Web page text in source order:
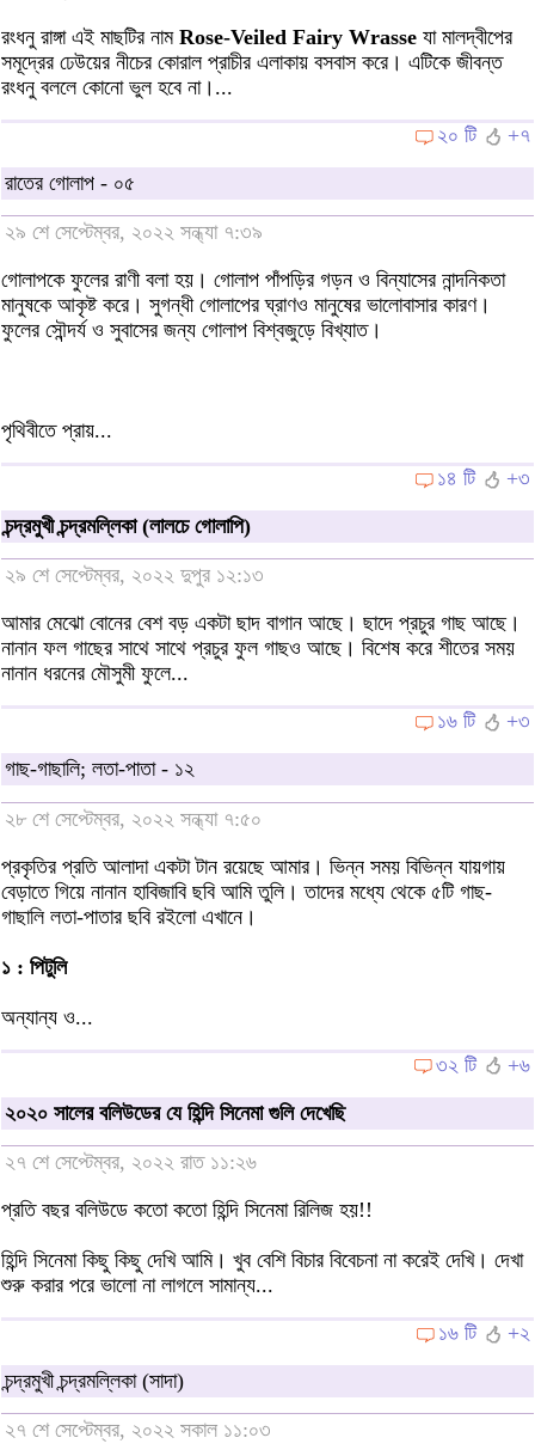
রংধনু রাঙ্গা এই মাছটির নাম Rose-Veiled Fairy Wrasse যা মালদ্বীপের
সমূদ্রের ঢেউয়ের নীচের কোরাল প্রাচীর এলাকায় বসবাস করে। এটিকে জীবন্ত
রংধনু বললে কোনো ভুল হবে না।...
২০ টি
+৭
রাতের গোলাপ - ০৫
২৯ শে সেপ্টেম্বর, ২০২২ সন্ধ্যা ৭:৩৯
গোলাপকে ফুলের রাণী বলা হয়। গোলাপ পাঁপড়ির গড়ন ও বিন্যাসের নান্দনিকতা
মানুষকে আকৃষ্ট করে। সুগন্ধী গোলাপের ঘ্রাণও মানুষের ভালোবাসার কারণ।
ফুলের সৌন্দর্য ও সুবাসের জন্য গোলাপ বিশ্বজুড়ে বিখ্যাত।
পৃথিবীতে প্রায়...
১৪ টি
+৩
চন্দ্রমুখী চন্দ্রমল্লিকা (লালচে গোলাপি)
২৯ শে সেপ্টেম্বর, ২০২২ দুপুর ১২:১৩
আমার মেঝো বোনের বেশ বড় একটা ছাদ বাগান আছে। ছাদে প্রচুর গাছ আছে।
নানান ফল গাছের সাথে সাথে প্রচুর ফুল গাছও আছে। বিশেষ করে শীতের সময়
নানান ধরনের মৌসুমী ফুলে...
১৬ টি
+৩
গাছ-গাছালি; লতা-পাতা - ১২
২৮ শে সেপ্টেম্বর, ২০২২ সন্ধ্যা ৭:৫০
প্রকৃতির প্রতি আলাদা একটা টান রয়েছে আমার। ভিন্ন সময় বিভিন্ন যায়গায়
বেড়াতে গিয়ে নানান হাবিজাবি ছবি আমি তুলি। তাদের মধ্যে থেকে ৫টি গাছ-
গাছালি লতা-পাতার ছবি রইলো এখানে।
১ : পিটুলি
অন্যান্য ও...
৩২ টি
+৬
২০২০ সালের বলিউডের যে হিন্দি সিনেমা গুলি দেখেছি
২৭ শে সেপ্টেম্বর, ২০২২ রাত ১১:২৬
প্রতি বছর বলিউডে কতো কতো হিন্দি সিনেমা রিলিজ হয়!!
হিন্দি সিনেমা কিছু কিছু দেখি আমি। খুব বেশি বিচার বিবেচনা না করেই দেখি। দেখা
শুরু করার পরে ভালো না লাগলে সামান্য...
১৬ টি
+২
চন্দ্রমুখী চন্দ্রমল্লিকা (সাদা)
২৭ শে সেপ্টেম্বর, ২০২২ সকাল ১১:০৩